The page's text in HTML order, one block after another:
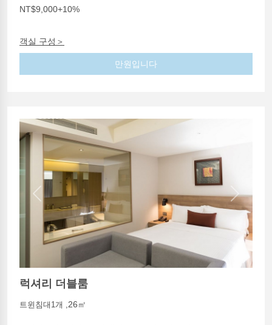
NT$9,000+10%
객실 구성＞
만원입니다
Previous Next
럭셔리 더블룸
트윈침대1개 ,26㎡